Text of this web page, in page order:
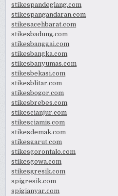
stikespandeglang.com
stikespangandaran.com
stikesacehbarat.com
stikesbadung.com
stikesbanggai.com
stikesbangka.com
stikesbanyumas.com
stikesbekasi.com
stikesblitar.com
stikesbogor.com
stikesbrebes.com
stikescianjur.com
stikesciamis.com
stikesdemak.com
stikesgarut.com
stikesgorontalo.com
stikesgowa.com
stikesgresik.com
spigresik.com
spigianyar.com